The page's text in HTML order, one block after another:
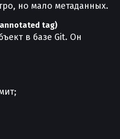
но мало метаданных.
tag)
в базе Git. Он